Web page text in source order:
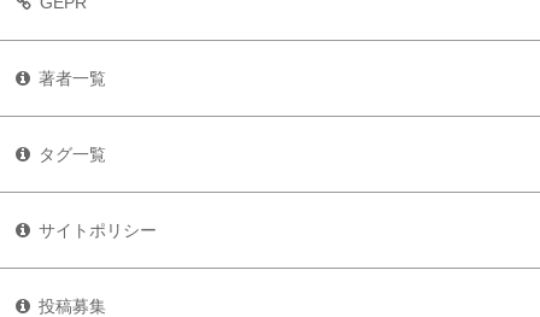
著者一覧
タグ一覧
サイトポリシー
投稿募集